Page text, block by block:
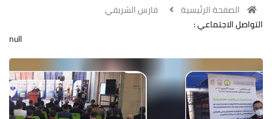
الصفحة الرئيسية
فارس الشريفي
التواصل الاجتماعي :
null